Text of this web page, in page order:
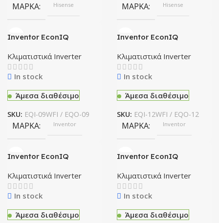
ΜΆΡΚΑ Hisense ΜΆΡΚΑ Hisense
Inventor EconIQ
EQO-09
Κλιματιστικά Inverter
In stock
Άμεσα διαθέσιμο
SKU: EQI-09WFI / EQO-09
ΜΆΡΚΑ Inventor
Inventor EconIQ
EQO-12
Κλιματιστικά Inverter
In stock
Άμεσα διαθέσιμο
SKU: EQI-12WFI / EQO-12
ΜΆΡΚΑ Inventor
Inventor EconIQ
EQO-18
Κλιματιστικά Inverter
In stock
Άμεσα διαθέσιμο
Inventor EconIQ
EQO-24
Κλιματιστικά Inverter
In stock
Άμεσα διαθέσιμο